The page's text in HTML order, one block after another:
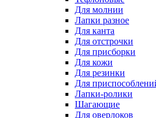
Для молнии
Лапки разное
Для канта
Для отстрочки
Для присборки
Для кожи
Для резинки
Для
Лапки-ролики
Шагающие
Для оверлоков